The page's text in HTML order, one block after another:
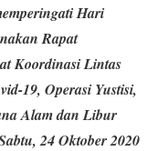
Hari
Rapat
Koordinasi Lintas
19, Operasi Yustisi,
Alam dan Libur
24 Oktober 2020